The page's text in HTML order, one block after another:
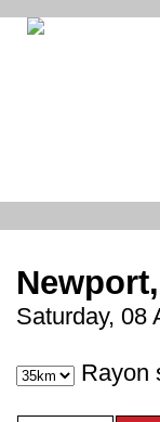
Saturday, 08
Rayon